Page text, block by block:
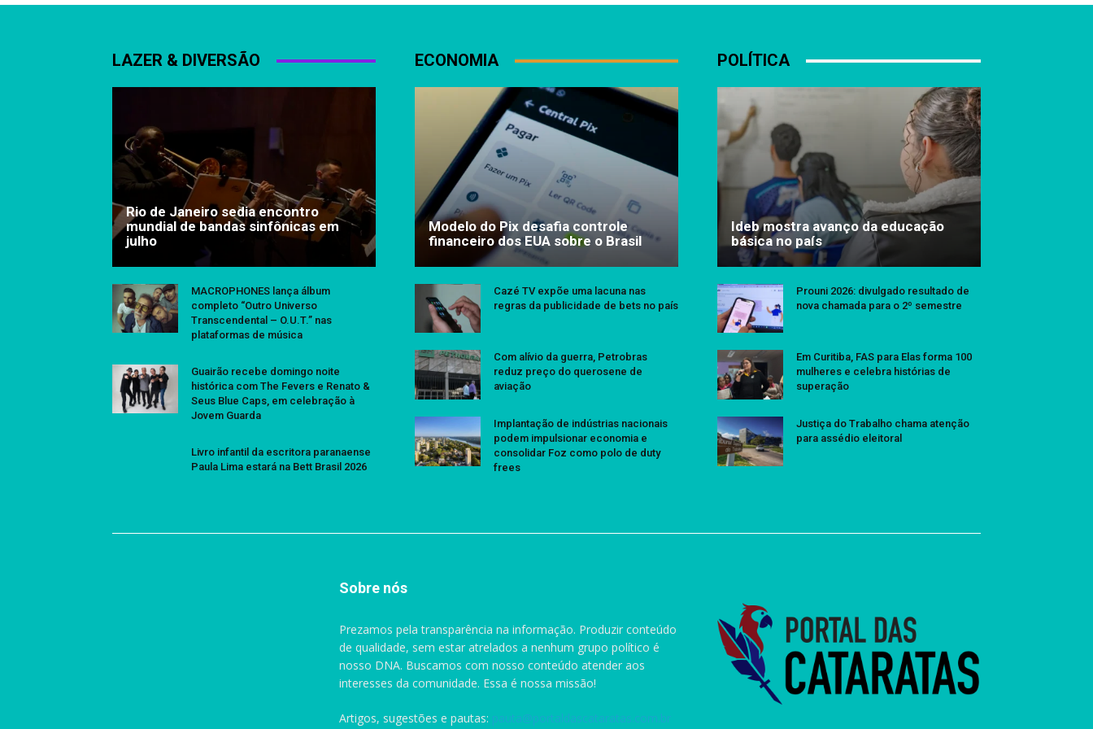
LAZER & DIVERSÃO
Rio de Janeiro sedia encontro
mundial de bandas sinfônicas em
julho
MACROPHONES lança álbum
completo “Outro Universo
Transcendental – O.U.T.” nas
plataformas de música
Guairão recebe domingo noite
histórica com The Fevers e Renato &
Seus Blue Caps, em celebração à
Jovem Guarda
Livro infantil da escritora paranaense
Paula Lima estará na Bett Brasil 2026
ECONOMIA
Modelo do Pix desafia controle
financeiro dos EUA sobre o Brasil
Cazé TV expõe uma lacuna nas
regras da publicidade de bets no país
Com alívio da guerra, Petrobras
reduz preço do querosene de
aviação
Implantação de indústrias nacionais
podem impulsionar economia e
consolidar Foz como polo de duty
frees
POLÍTICA
Ideb mostra avanço da educação
básica no país
Prouni 2026: divulgado resultado de
nova chamada para o 2º semestre
Em Curitiba, FAS para Elas forma 100
mulheres e celebra histórias de
superação
Justiça do Trabalho chama atenção
para assédio eleitoral
Sobre nós
Prezamos pela transparência na informação. Produzir conteúdo
de qualidade, sem estar atrelados a nenhum grupo político é
nosso DNA. Buscamos com nosso conteúdo atender aos
interesses da comunidade. Essa é nossa missão!
Artigos, sugestões e pautas: pauta@portaldascataratas.com.br